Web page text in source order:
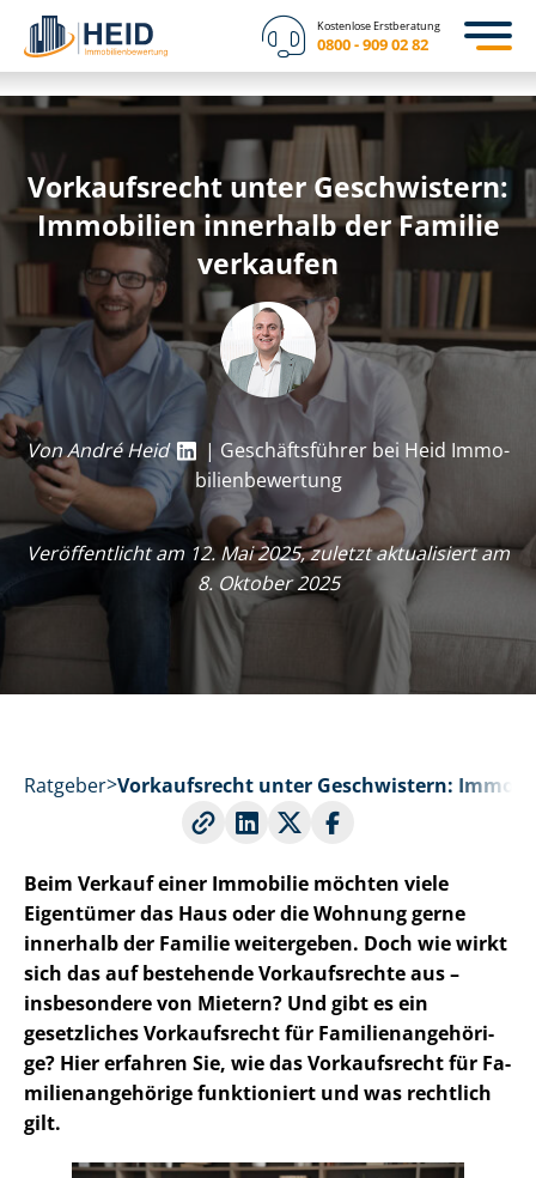
Kostenlose Erstberatung
0800 - 909 02 82
Vorkaufsrecht unter Geschwistern:
Immobilien innerhalb der Familie
verkaufen
Von André Heid
| Geschäftsführer bei Heid Im­mo­
bi­li­en­be­wer­tung
Veröffentlicht am 12. Mai 2025, zuletzt aktualisiert am
8. Oktober 2025
Ratgeber Vorkaufsrecht unter Geschwistern:
Beim Verkauf einer Immobilie möchten viele
Eigentümer das Haus oder die Wohnung gerne
innerhalb der Familie weitergeben. Doch wie wirkt
sich das auf bestehende Vorkaufsrechte aus –
insbesondere von Mietern? Und gibt es ein
gesetzliches Vorkaufsrecht für Fa­mi­li­en­an­ge­hö­ri­
ge? Hier erfahren Sie, wie das Vorkaufsrecht für Fa­
mi­li­en­an­ge­hö­ri­ge funktioniert und was rechtlich
gilt.